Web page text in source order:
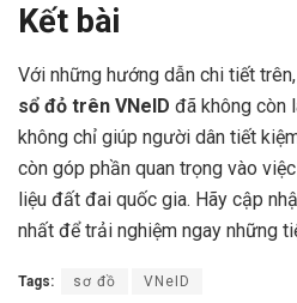
Kết bài
Với những hướng dẫn chi tiết
sổ đỏ trên VNeID đã không còn
không chỉ giúp người dân tiết
còn góp phần quan trọng vào
liệu đất đai quốc gia. Hãy cập
nhất để trải nghiệm ngay những
Tags: sơ đồ VNeID